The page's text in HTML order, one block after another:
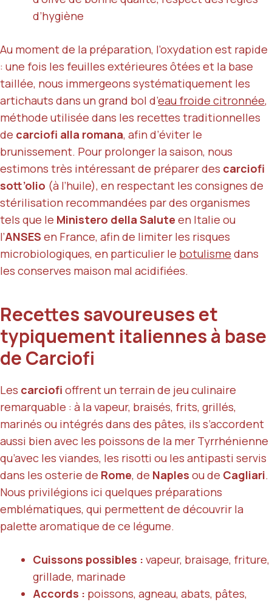
d’hygiène
Au moment de la préparation, l’oxydation est rapide
: une fois les feuilles extérieures ôtées et la base
taillée, nous immergeons systématiquement les
artichauts dans un grand bol d’eau froide citronnée,
méthode utilisée dans les recettes traditionnelles
de carciofi alla romana, afin d’éviter le
brunissement. Pour prolonger la saison, nous
estimons très intéressant de préparer des carciofi
sott’olio (à l’huile), en respectant les consignes de
stérilisation recommandées par des organismes
tels que le Ministero della Salute en Italie ou
l’ANSES en France, afin de limiter les risques
microbiologiques, en particulier le botulisme dans
les conserves maison mal acidifiées.
Recettes savoureuses et
typiquement italiennes à base
de Carciofi
Les carciofi offrent un terrain de jeu culinaire
remarquable : à la vapeur, braisés, frits, grillés,
marinés ou intégrés dans des pâtes, ils s’accordent
aussi bien avec les poissons de la mer Tyrrhénienne
qu’avec les viandes, les risotti ou les antipasti servis
dans les osterie de Rome, de Naples ou de Cagliari.
Nous privilégions ici quelques préparations
emblématiques, qui permettent de découvrir la
palette aromatique de ce légume.
Cuissons possibles : vapeur, braisage, friture,
grillade, marinade
Accords : poissons, agneau, abats, pâtes,